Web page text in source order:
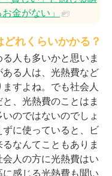
金がない」
れくらいかかる？
人も多いかと思いま
る人は、光熱費など
すよね。でも社会人
、光熱費のことはま
のではないのでしょ
に使っていると、ビ
なんてこともありま
人の方に光熱費はい
感じる光熱費も聞い